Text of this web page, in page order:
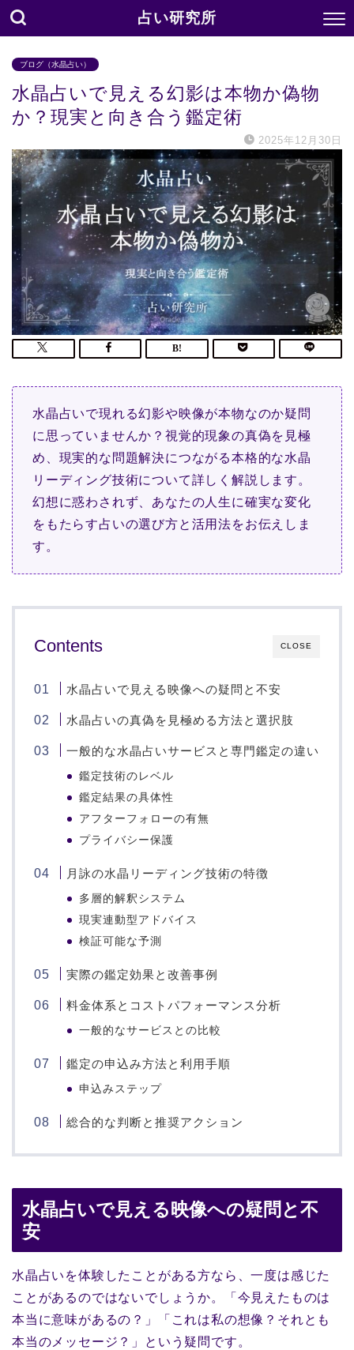
占い研究所
ブログ（水晶占い）
水晶占いで見える幻影は本物か偽物
か？現実と向き合う鑑定術
2025年12月30日
水晶占いで現れる幻影や映像が本物なのか疑問
に思っていませんか？視覚的現象の真偽を見極
め、現実的な問題解決につながる本格的な水晶
リーディング技術について詳しく解説します。
幻想に惑わされず、あなたの人生に確実な変化
をもたらす占いの選び方と活用法をお伝えしま
す。
CLOSE
Contents
水晶占いで見える映像への疑問と不安
水晶占いの真偽を見極める方法と選択肢
一般的な水晶占いサービスと専門鑑定の違い
鑑定技術のレベル
鑑定結果の具体性
アフターフォローの有無
プライバシー保護
月詠の水晶リーディング技術の特徴
多層的解釈システム
現実連動型アドバイス
検証可能な予測
実際の鑑定効果と改善事例
料金体系とコストパフォーマンス分析
一般的なサービスとの比較
鑑定の申込み方法と利用手順
申込みステップ
総合的な判断と推奨アクション
水晶占いで見える映像への疑問と不
安
水晶占いを体験したことがある方なら、一度は感じた
ことがあるのではないでしょうか。「今見えたものは
本当に意味があるの？」「これは私の想像？それとも
本当のメッセージ？」という疑問です。